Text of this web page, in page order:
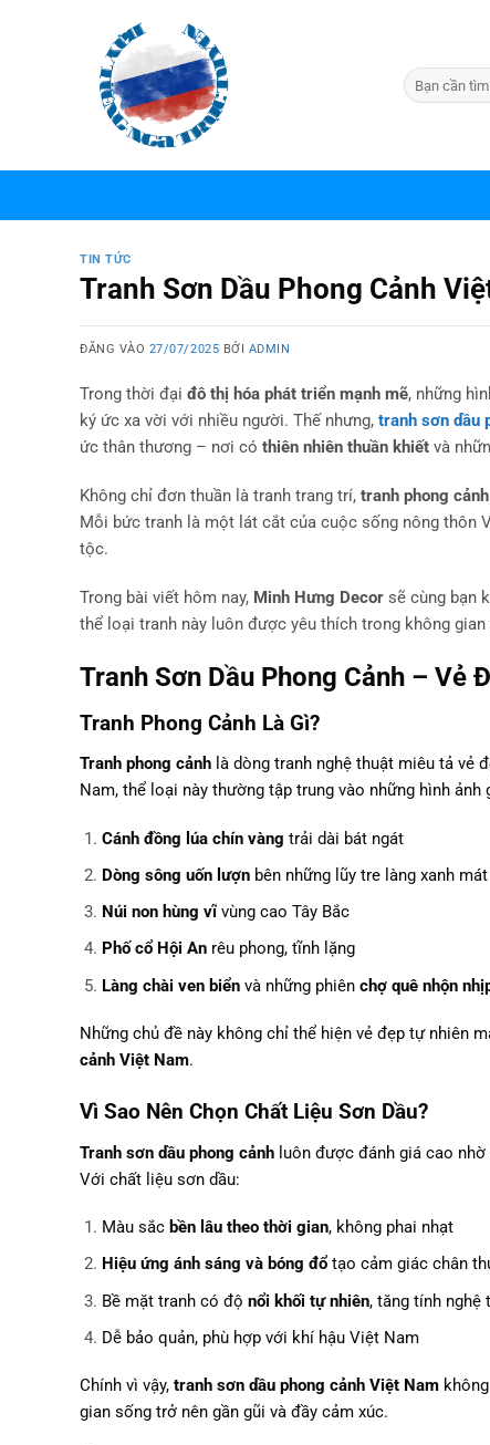
TIN TỨC
Tranh Sơn Dầu Phong Cảnh
ĐĂNG VÀO 27/07/2025 BỞI ADMIN
Trong thời đại đô thị hóa phát triển mạnh mẽ, những
ký ức xa vời với nhiều người. Thế nhưng, tranh sơn dầu
ức thân thương – nơi có thiên nhiên thuần khiết và
Không chỉ đơn thuần là tranh trang trí, tranh phong
Mỗi bức tranh là một lát cắt của cuộc sống nông thôn
tộc.
Trong bài viết hôm nay, Minh Hưng Decor sẽ cùng bạn
thể loại tranh này luôn được yêu thích trong không
Tranh Sơn Dầu Phong Cảnh – Vẻ
Tranh Phong Cảnh Là Gì?
Tranh phong cảnh là dòng tranh nghệ thuật miêu tả vẻ
Nam, thể loại này thường tập trung vào những hình
Cánh đồng lúa chín vàng trải dài bát ngát
Dòng sông uốn lượnbên những lũy tre làng xanh mát
Núi non hùng vĩvùng cao Tây Bắc
Phố cổ Hội Anrêu phong, tĩnh lặng
Làng chài ven biểnvà những phiên chợ quê nhộn
Những chủ đề này không chỉ thể hiện vẻ đẹp tự nhiên
cảnh Việt Nam.
Vì Sao Nên Chọn Chất Liệu Sơn Dầu?
Tranh sơn dầu phong cảnh luôn được đánh giá cao
Với chất liệu sơn dầu:
Màu sắc bền lâu theo thời gian, không phai nhạt
Hiệu ứng ánh sáng và bóng đổtạo cảm giác chân
Bề mặt tranh có độ nổi khối tự nhiên, tăng tính nghệ
Dễ bảo quản, phù hợp với khí hậu Việt Nam
Chính vì vậy, tranh sơn dầu phong cảnh Việt Nam
gian sống trở nên gần gũi và đầy cảm xúc.